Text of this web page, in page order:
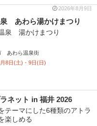
2026年8月9日
あわら湯かけまつり
泉 湯かけまつり
あわら温泉街
8日(土)・9日(日)
ネット in 福井 2026
テーマにした6種類のアトラ
楽しめる